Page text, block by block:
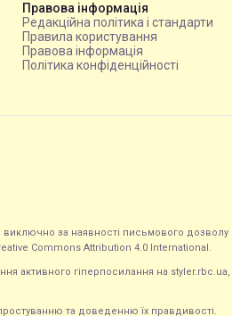
Правова інформація
Редакційна політика і стандарти
Правила користування
Правова інформація
Політика конфіденційності
виключно за наявності письмового дозволу
Commons Attribution 4.0 International.
активного гіперпосилання на
та доведенню їх правдивості.